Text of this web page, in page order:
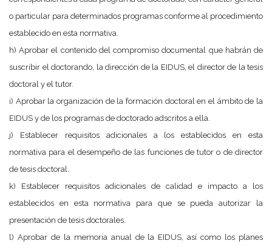
o particular para determinados programas conforme al procedimiento
establecido en esta normativa.
h) Aprobar el contenido del compromiso documental que habrán de
suscribir el doctorando, la dirección de la EIDUS, el director de la tesis
doctoral y el tutor.
i) Aprobar la organización de la formación doctoral en el ámbito de la
EIDUS y de los programas de doctorado adscritos a ella.
j) Establecer requisitos adicionales a los establecidos en esta
normativa para el desempeño de las funciones de tutor o de director
de tesis doctoral.
k) Establecer requisitos adicionales de calidad e impacto a los
establecidos en esta normativa para que se pueda autorizar la
presentación de tesis doctorales.
l) Aprobar de la memoria anual de la EIDUS, así como los planes